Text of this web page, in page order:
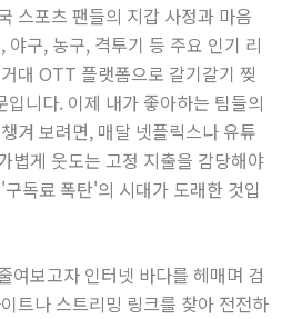
스포츠 팬들의 지갑 사정과 마음
야구, 농구, 격투기 등 주요 인기 리
대 OTT 플랫폼으로 갈기갈기 찢
니다. 이제 내가 좋아하는 팀들의
겨 보려면, 매달 넷플릭스나 유튜
볍게 웃도는 고정 지출을 감당해야
독료 폭탄'의 시대가 도래한 것입
여보고자 인터넷 바다를 헤매며 검
트나 스트리밍 링크를 찾아 전전하